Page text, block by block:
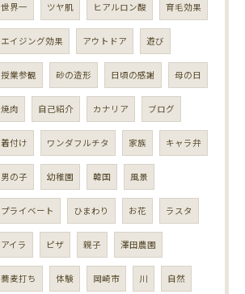
世界一 ツヤ肌 ヒアルロン酸 育毛効果
エイジング効果 アウトドア 遊び
授業参観 砂の造形 日頃の感謝 母の日
焼肉 自己紹介 カナリア ブログ
着付け ワンダフルチタ 家族 キャラ弁
男の子 幼稚園 韓国 風景
プライベート ひまわり お花 ラスタ
アイラ ピザ 親子 澤田農園
蕎麦打ち 体験 岡崎市 川 自然